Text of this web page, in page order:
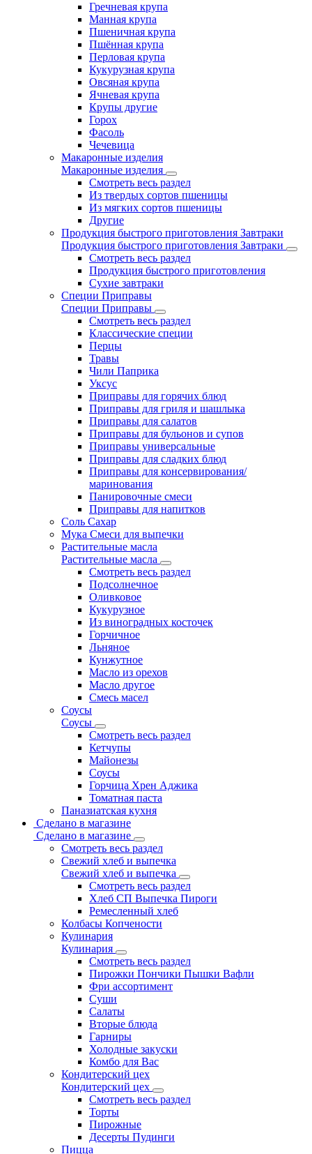
Гречневая крупа
Манная крупа
Пшеничная крупа
Пшённая крупа
Перловая крупа
Кукурузная крупа
Овсяная крупа
Ячневая крупа
Крупы другие
Горох
Фасоль
Чечевица
Макаронные изделия
Макаронные изделия
Смотреть весь раздел
Из твердых сортов пшеницы
Из мягких сортов пшеницы
Другие
Продукция быстрого приготовления Завтраки
Продукция быстрого приготовления Завтраки
Смотреть весь раздел
Продукция быстрого приготовления
Сухие завтраки
Специи Приправы
Специи Приправы
Смотреть весь раздел
Классические специи
Перцы
Травы
Чили Паприка
Уксус
Приправы для горячих блюд
Приправы для гриля и шашлыка
Приправы для салатов
Приправы для бульонов и супов
Приправы универсальные
Приправы для сладких блюд
Приправы для консервирования/
маринования
Панировочные смеси
Приправы для напитков
Соль Сахар
Мука Смеси для выпечки
Растительные масла
Растительные масла
Смотреть весь раздел
Подсолнечное
Оливковое
Кукурузное
Из виноградных косточек
Горчичное
Льняное
Кунжутное
Масло из орехов
Масло другое
Смесь масел
Соусы
Соусы
Смотреть весь раздел
Кетчупы
Майонезы
Соусы
Горчица Хрен Аджика
Томатная паста
Паназиатская кухня
Сделано в магазине
Сделано в магазине
Смотреть весь раздел
Свежий хлеб и выпечка
Свежий хлеб и выпечка
Смотреть весь раздел
Хлеб СП Выпечка Пироги
Ремесленный хлеб
Колбасы Копчености
Кулинария
Кулинария
Смотреть весь раздел
Пирожки Пончики Пышки Вафли
Фри ассортимент
Суши
Салаты
Вторые блюда
Гарниры
Холодные закуски
Комбо для Вас
Кондитерский цех
Кондитерский цех
Смотреть весь раздел
Торты
Пирожные
Десерты Пудинги
Пицца